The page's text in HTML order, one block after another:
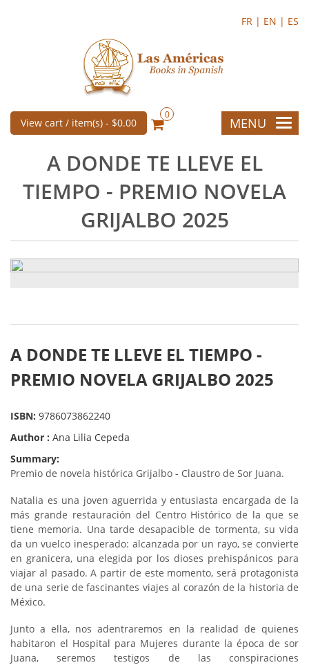
FR | EN | ES
View cart / item(s) - $0.00
0
MENU
A DONDE TE LLEVE EL
TIEMPO - PREMIO NOVELA
GRIJALBO 2025
A DONDE TE LLEVE EL TIEMPO -
PREMIO NOVELA GRIJALBO 2025
ISBN: 9786073862240
Author : Ana Lilia Cepeda
Summary:
Premio de novela histórica Grijalbo - Claustro de Sor Juana.
Natalia es una joven aguerrida y entusiasta encargada de la
más grande restauración del Centro Histórico de la que se
tiene memoria. Una tarde desapacible de tormenta, su vida
da un vuelco inesperado: alcanzada por un rayo, se convierte
en granicera, una elegida por los dioses prehispánicos para
viajar al pasado. A partir de este momento, será protagonista
de una serie de fascinantes viajes al corazón de la historia de
México.
Junto a ella, nos adentraremos en la realidad de quienes
habitaron el Hospital para Mujeres durante la época de sor
Juana, seremos testigos de las conspiraciones